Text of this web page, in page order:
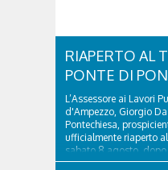
RIAPERTO AL
PONTE DI
L’Assessore ai Lavori
d'Ampezzo, Giorgio
Pontechiesa,
ufficialmente riaperto
sabato 8 agosto,
verifiche e il positivo